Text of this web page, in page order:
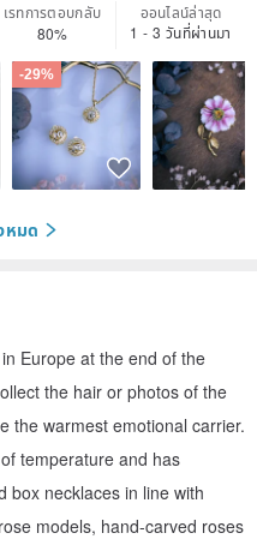
เรทการตอบกลับ
80%
ออนไลน์ล่าสุด
1 - 3 วันที่ผ่านมา
-29%
หมด
Europe at the end of the
the hair or photos of the
the warmest emotional carrier.
temperature and has
box necklaces in line with
models, hand-carved roses